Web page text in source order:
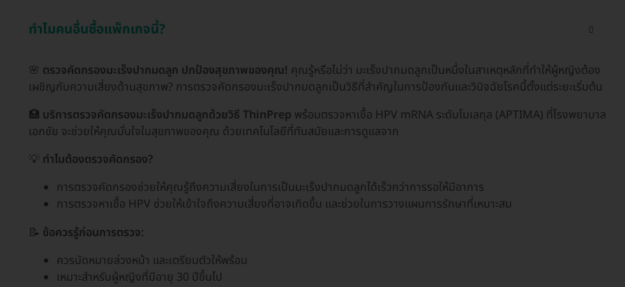
ทำไมคนอื่นซื้อแพ็กเกจนี้?
🌸 ตรวจคัดกรองมะเร็งปากมดลูก ปกป้องสุขภาพของคุณ! คุณรู้หรือไม่ว่า มะเร็งปากมดลูกเป็นหนึ่งในสาเหตุหลักที่ทำให้ผู้หญิงต้อง
เผชิญกับความเสี่ยงด้านสุขภาพ? การตรวจคัดกรองมะเร็งปากมดลูกเป็นวิธีที่สำคัญในการป้องกันและวินิจฉัยโรคนี้ตั้งแต่ระยะเริ่มต้น
🏥 บริการตรวจคัดกรองมะเร็งปากมดลูกด้วยวิธี ThinPrep พร้อมตรวจหาเชื้อ HPV mRNA ระดับโมเลกุล (APTIMA) ที่โรงพยาบาล
เอกชัย จะช่วยให้คุณมั่นใจในสุขภาพของคุณ ด้วยเทคโนโลยีที่ทันสมัยและการดูแลจาก
💡 ทำไมต้องตรวจคัดกรอง?
การตรวจคัดกรองช่วยให้คุณรู้ถึงความเสี่ยงในการเป็นมะเร็งปากมดลูกได้เร็วกว่าการรอให้มีอาการ
การตรวจหาเชื้อ HPV ช่วยให้เข้าใจถึงความเสี่ยงที่อาจเกิดขึ้น และช่วยในการวางแผนการรักษาที่เหมาะสม
📝 ข้อควรรู้ก่อนการตรวจ:
ควรนัดหมายล่วงหน้า และเตรียมตัวให้พร้อม
เหมาะสำหรับผู้หญิงที่มีอายุ 30 ปีขึ้นไป